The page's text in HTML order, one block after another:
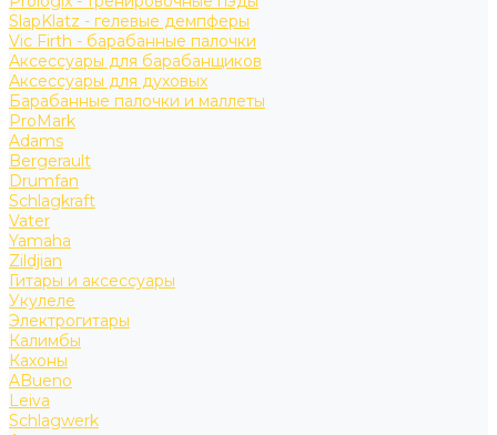
SlapKlatz - гелевые демпферы
Vic Firth - барабанные палочки
Аксессуары для барабанщиков
Аксессуары для духовых
Барабанные палочки и маллеты
ProMark
Adams
Bergerault
Drumfan
Schlagkraft
Vater
Yamaha
Zildjian
Гитары и аксессуары
Укулеле
Электрогитары
Калимбы
Кахоны
ABueno
Leiva
Schlagwerk